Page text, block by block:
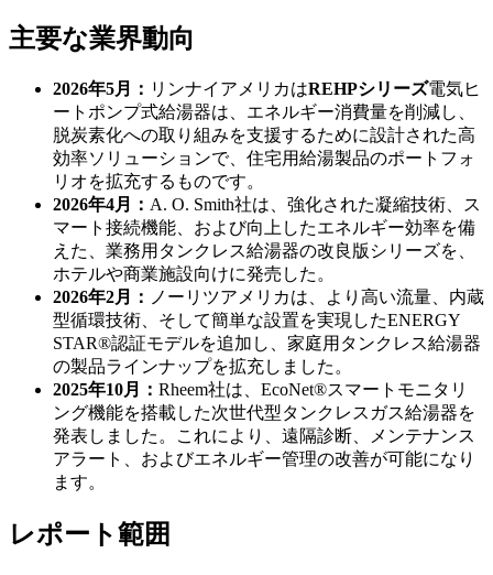
主要な業界動向
2026年5月： リンナイアメリカはREHPシリーズ電気ヒ
ートポンプ式給湯器は、エネルギー消費量を削減し、
脱炭素化への取り組みを支援するために設計された高
効率ソリューションで、住宅用給湯製品のポートフォ
リオを拡充するものです。
2026年4月： A. O. Smith社は、強化された凝縮技術、ス
マート接続機能、および向上したエネルギー効率を備
えた、業務用タンクレス給湯器の改良版シリーズを、
ホテルや商業施設向けに発売した。
2026年2月： ノーリツアメリカは、より高い流量、内蔵
型循環技術、そして簡単な設置を実現したENERGY
STAR®認証モデルを追加し、家庭用タンクレス給湯器
の製品ラインナップを拡充しました。
2025年10月： Rheem社は、EcoNet®スマートモニタリ
ング機能を搭載した次世代型タンクレスガス給湯器を
発表しました。これにより、遠隔診断、メンテナンス
アラート、およびエネルギー管理の改善が可能になり
ます。
レポート範囲